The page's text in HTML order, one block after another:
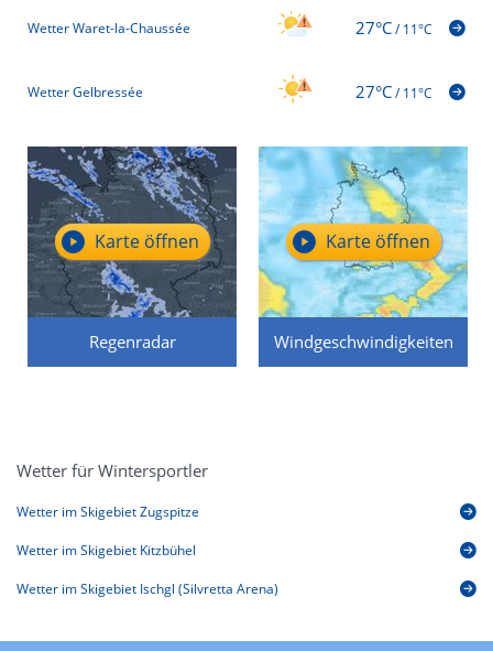
Wetter Waret-la-Chaussée 27°C/11°C
Wetter Gelbressée 27°C/11°C
Regenradar
Karte öffnen
Windgeschwindigkeiten
Karte öffnen
Wetter für Wintersportler
Wetter im Skigebiet Zugspitze
Wetter im Skigebiet Kitzbühel
Wetter im Skigebiet Ischgl (Silvretta Arena)